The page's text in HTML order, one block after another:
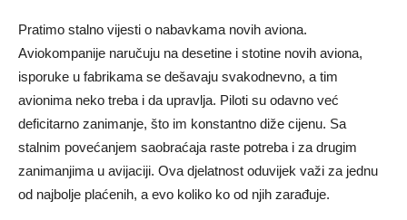
Pratimo stalno vijesti o nabavkama novih aviona.
Aviokompanije naručuju na desetine i stotine novih aviona,
isporuke u fabrikama se dešavaju svakodnevno, a tim
avionima neko treba i da upravlja. Piloti su odavno već
deficitarno zanimanje, što im konstantno diže cijenu. Sa
stalnim povećanjem saobraćaja raste potreba i za drugim
zanimanjima u avijaciji. Ova djelatnost oduvijek važi za jednu
od najbolje plaćenih, a evo koliko ko od njih zarađuje.